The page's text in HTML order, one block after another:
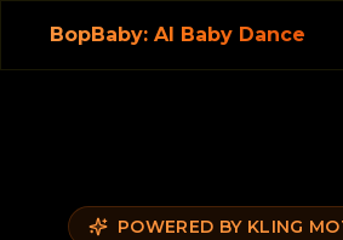
BopBaby: AI Baby Dance
POWERED BY KLING